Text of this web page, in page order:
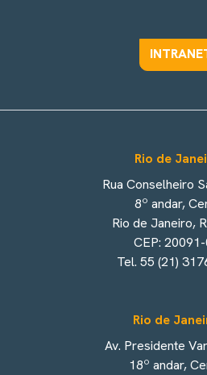
Rio de
Rua Conselheiro
8º andar,
Rio de Janeiro,
CEP:
Tel. 55 (21)
Rio de
Av. Presidente
18º andar,